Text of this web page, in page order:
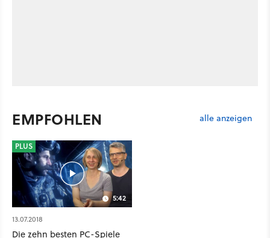
EMPFOHLEN alle anzeigen
5:42
PLUS
13.07.2018
Die zehn besten PC-Spiele